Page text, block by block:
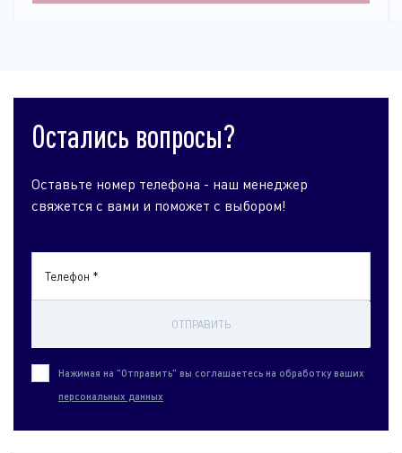
Остались вопросы?
Оставьте номер телефона - наш менеджер
свяжется с вами и поможет с выбором!
Телефон *
ОТПРАВИТЬ
Нажимая на "Отправить" вы соглашаетесь на обработку ваших
персональных данных